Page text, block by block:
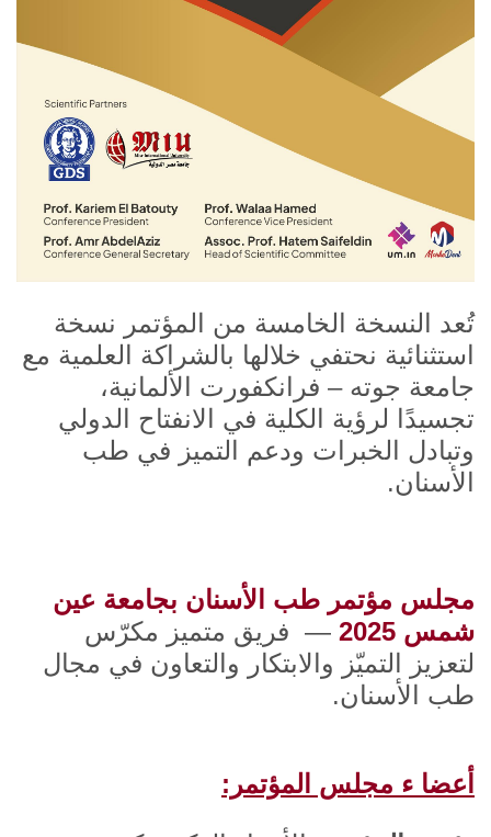
تُعد النسخة الخامسة من المؤتمر نسخة
استثنائية نحتفي خلالها بالشراكة العلمية مع
جامعة جوته – فرانكفورت الألمانية،
تجسيدًا لرؤية الكلية في الانفتاح الدولي
وتبادل الخبرات ودعم التميز في طب
الأسنان.
مجلس مؤتمر طب الأسنان بجامعة عين
شمس 2025
— فريق متميز مكرّس
لتعزيز التميّز والابتكار والتعاون في مجال
طب الأسنان.
أعضا ء مجلس المؤتمر: